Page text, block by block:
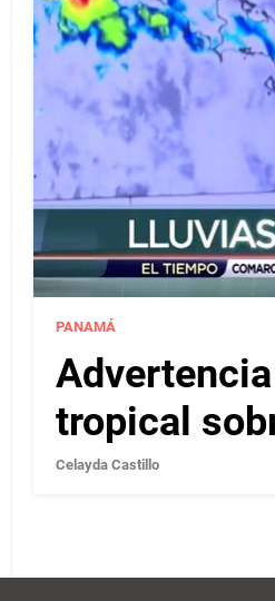
PANAMÁ
tropical
Celayda Castillo